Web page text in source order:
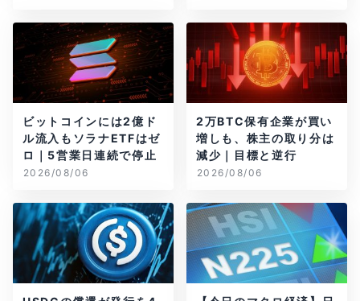
ビットコインには2億ド
ル流入もソラナETFはゼ
ロ｜5営業日連続で停止
2026/08/06
2万BTC保有企業が買い
増しも、株主の取り分は
減少｜目標と逆行
2026/08/06